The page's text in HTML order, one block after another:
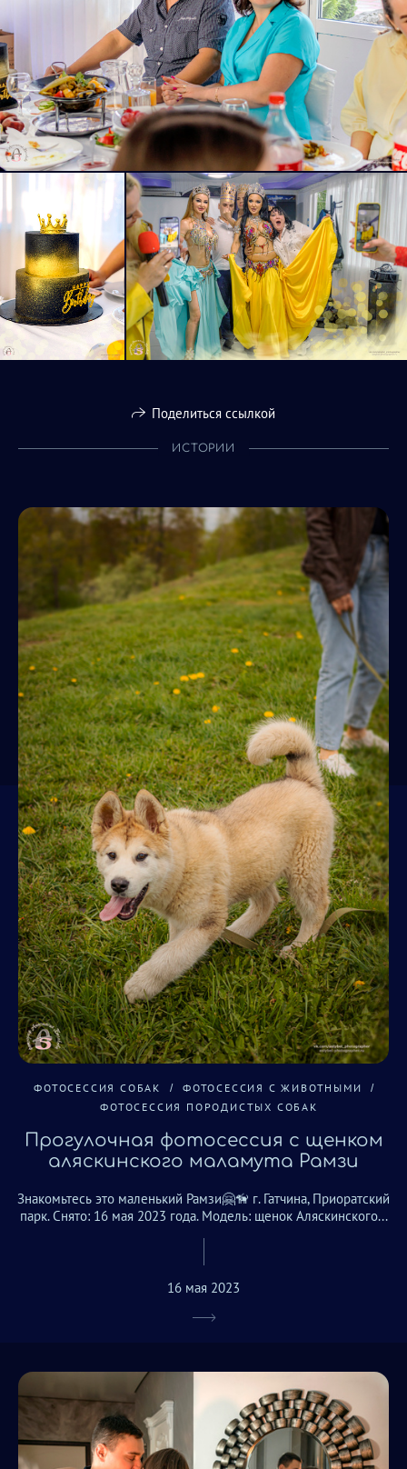
Поделиться ссылкой
ИСТОРИИ
ФОТОСЕССИЯ СОБАК
ФОТОСЕССИЯ С ЖИВОТНЫМИ
ФОТОСЕССИЯ ПОРОДИСТЫХ СОБАК
Прогулочная фотосессия с щенком
аляскинского маламута Рамзи
Знакомьтесь это маленький Рамзи🤗🦮 г. Гатчина, Приоратский
парк. Снято: 16 мая 2023 года. Модель: щенок Аляскинского...
16 мая 2023